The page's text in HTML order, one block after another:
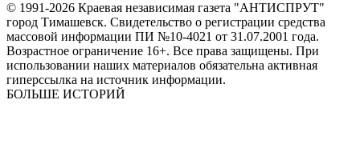
© 1991-2026 Краевая независимая газета "АНТИСПРУТ"
город Тимашевск. Свидетельство о регистрации средства
массовой информации ПИ №10-4021 от 31.07.2001 года.
Возрастное ограничение 16+. Все права защищены. При
использовании наших материалов обязательна активная
гиперссылка на источник информации.
БОЛЬШЕ ИСТОРИЙ